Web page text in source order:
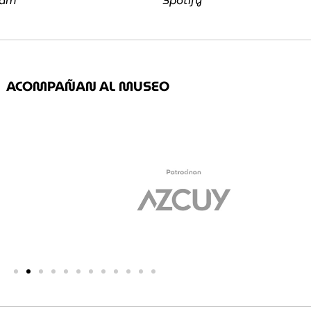
ACOMPAÑAN AL MUSEO